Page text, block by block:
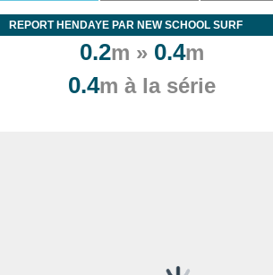
REPORT HENDAYE PAR NEW SCHOOL SURF
0.2m » 0.4m
0.4m à la série